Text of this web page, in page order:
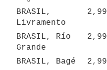
BRASIL,
Livramento
2,99
BRASIL, Río
Grande
2,99
BRASIL, Bagé 2,99